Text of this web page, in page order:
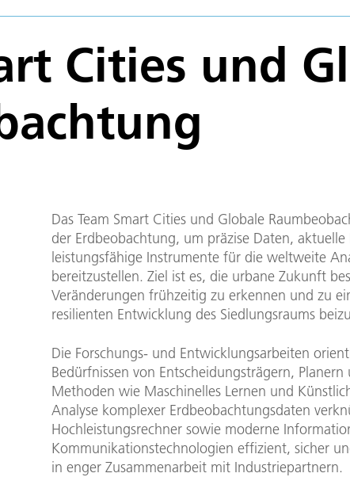
Cities und
Das Team Smart Cities und Globale
der Erdbeobachtung, um präzise Daten,
leistungsfähige Instrumente für die weltweite
bereitzustellen. Ziel ist es, die urbane Zukunft
Veränderungen frühzeitig zu erkennen und zu
resilienten Entwicklung des Siedlungsraums
Die Forschungs- und Entwicklungsarbeiten
Bedürfnissen von Entscheidungsträgern,
Methoden wie Maschinelles Lernen und
Analyse komplexer Erdbeobachtungsdaten
Hochleistungsrechner sowie moderne
Kommunikationstechnologien effizient, sicher
in enger Zusammenarbeit mit Industriepartnern.